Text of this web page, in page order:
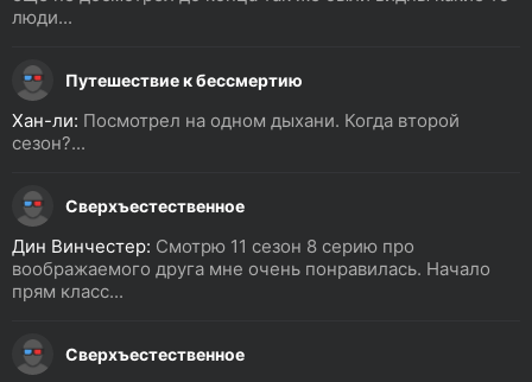
люди...
Путешествие к бессмертию
Хан-ли: Посмотрел на одном дыхани. Когда второй
сезон?...
Сверхъестественное
Дин Винчестер: Смотрю 11 сезон 8 серию про
воображаемого друга мне очень понравилась. Начало
прям класс...
Сверхъестественное